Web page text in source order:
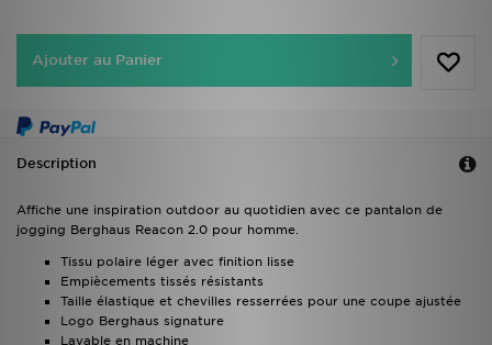
Ajouter au Panier
Description
Affiche une inspiration outdoor au quotidien avec ce pantalon de
jogging Berghaus Reacon 2.0 pour homme.
Tissu polaire léger avec finition lisse
Empiècements tissés résistants
Taille élastique et chevilles resserrées pour une coupe ajustée
Logo Berghaus signature
Lavable en machine